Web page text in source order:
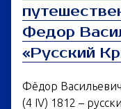
Федор
«Русский
Фёдор
(4 IV) 1812 –